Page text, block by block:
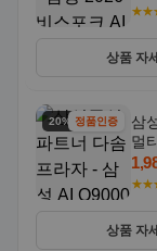
상품 자
20% 할인정품인증
삼
멀
기
상품 자